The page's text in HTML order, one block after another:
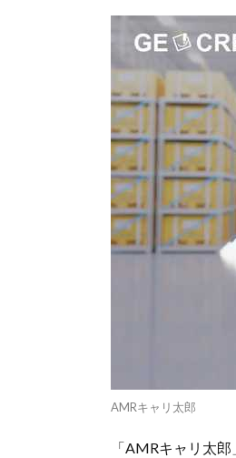
AMRキャリ太郎
「AMRキャリ太